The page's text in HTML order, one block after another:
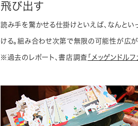
飛び出す
読み手を驚かせる仕掛けといえば、なんとい
ける。組み合わせ次第で無限の可能性が広が
※過去のレポート、書店調査 「メッゲンドルフ